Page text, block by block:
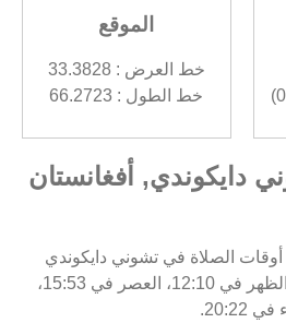
الموقع
خط العرض : 33.3828
خط الطول : 66.2723
دايكوندي, أفغانستان
الاثنين 10/08/2026 ، أوقات الصلاة في تشوني دايكوندي
كالتالي : الفجر في 03:52، الظهر في 12:10، العصر في 15:53،